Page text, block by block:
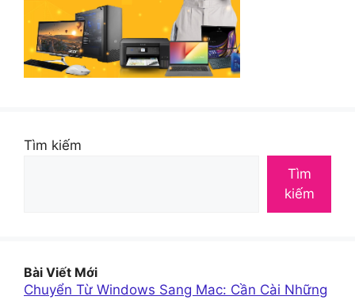
Tìm kiếm
Tìm
kiếm
Bài Viết Mới
Chuyển Từ Windows Sang Mac: Cần Cài Những